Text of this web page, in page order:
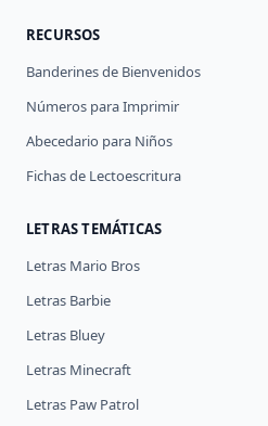
RECURSOS
Banderines de Bienvenidos
Números para Imprimir
Abecedario para Niños
Fichas de Lectoescritura
LETRAS TEMÁTICAS
Letras Mario Bros
Letras Barbie
Letras Bluey
Letras Minecraft
Letras Paw Patrol